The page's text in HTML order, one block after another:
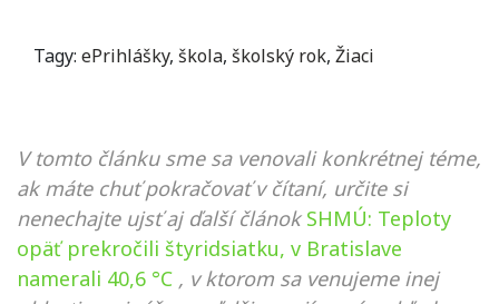
Tagy: ePrihlášky, škola, školský rok, Žiaci
V tomto článku sme sa venovali konkrétnej téme,
ak máte chuť pokračovať v čítaní, určite si
nenechajte ujsť aj ďalší článok SHMÚ: Teploty
opäť prekročili štyridsiatku, v Bratislave
namerali 40,6 °C , v ktorom sa venujeme inej